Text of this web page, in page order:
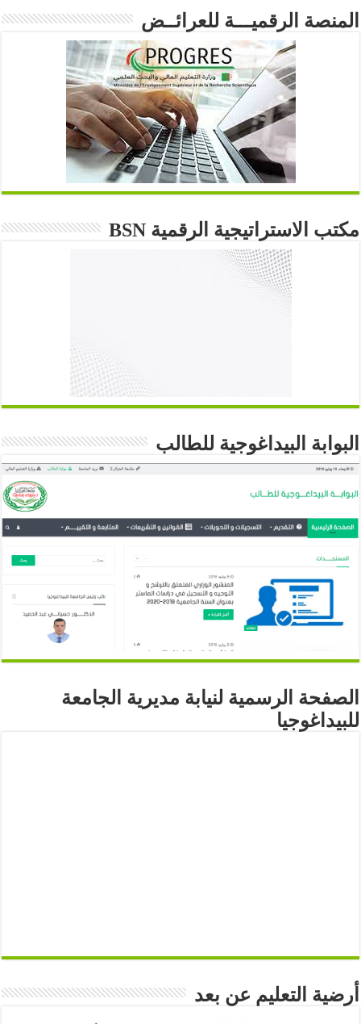
المنصة الرقميـــة للعرائــض
مكتب الاستراتيجية الرقمية BSN
البوابة البيداغوجية للطالب
الصفحة الرسمية لنيابة مديرية الجامعة
للبيداغوجيا
أرضية التعليم عن بعد